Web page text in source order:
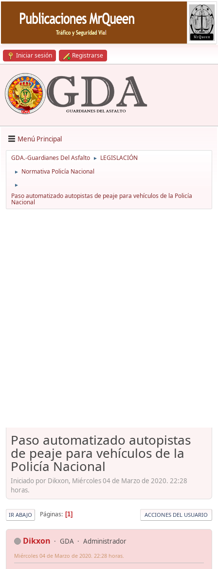
Iniciar sesión Registrarse
Menú Principal
GDA.-Guardianes Del Asfalto ► LEGISLACIÓN
► Normativa Policía Nacional
►
Paso automatizado autopistas de peaje para vehículos de la Policía
Nacional
Paso automatizado autopistas
de peaje para vehículos de la
Policía Nacional
Iniciado por Dikxon, Miércoles 04 de Marzo de 2020. 22:28
horas.
IR ABAJO Páginas 1 ACCIONES DEL USUARIO
Dikxon GDA Administrador
Miércoles 04 de Marzo de 2020. 22:28 horas.